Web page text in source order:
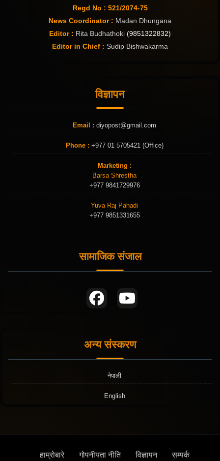
Regd No : 521/2074-75
News Coordinator : Madan Dhungana
Editor : Rita Budhathoki (9851322832)
Editor in Chief : Sudip Bishwakarma
विज्ञापन
Email : diyopost@gmail.com
Phone : +977 01 5705421 (Office)
Marketing :
Barsa Shrestha
+977 9841729976
Yuva Raj Pahadi
+977 9851331655
सामाजिक संजाल
अन्य संस्करण
नेपाली
English
हाम्रोबारे गोपनीयता नीति विज्ञापन सम्पर्क